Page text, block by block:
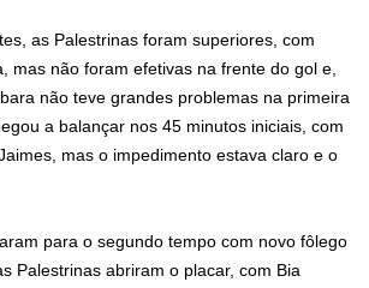
as Palestrinas foram superiores, com
mas não foram efetivas na frente do gol e,
não teve grandes problemas na primeira
a balançar nos 45 minutos iniciais, com
mas o impedimento estava claro e o
para o segundo tempo com novo fôlego
Palestrinas abriram o placar, com Bia